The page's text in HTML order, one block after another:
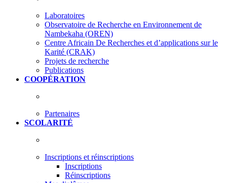
Laboratoires
Observatoire de Recherche en Environnement de
Nambekaha (OREN)
Centre Africain De Recherches et d’applications sur le
Karité (CRAK)
Projets de recherche
Publications
COOPÉRATION
Partenaires
SCOLARITÉ
Inscriptions et réinscriptions
Inscriptions
Réinscriptions